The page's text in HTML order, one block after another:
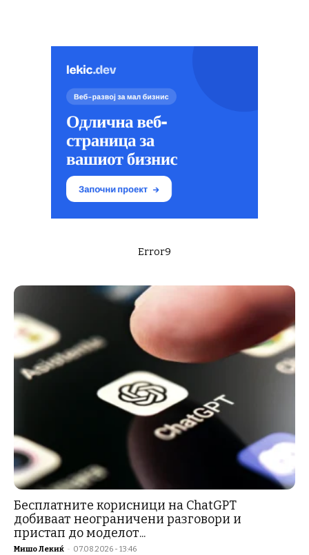
Error9
Бесплатните корисници на ChatGPT
добиваат неограничени разговори и
пристап до моделот...
Мишо Лекиќ - 07.08.2026 - 13:46